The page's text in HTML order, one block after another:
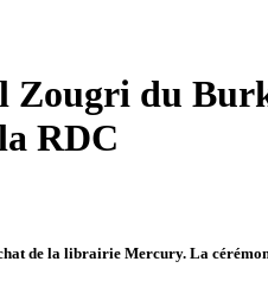
du
RDC
de la librairie Mercury. La